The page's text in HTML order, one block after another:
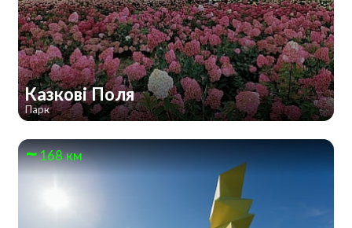
Казкові Поля
Парк
168 км